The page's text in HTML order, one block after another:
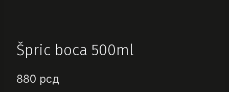
Špric boca 500ml
880 рсд